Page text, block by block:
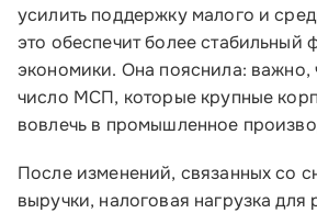
усилить поддержку малого и
это обеспечит более стабильный
экономики. Она пояснила: важно,
число МСП, которые крупные
вовлечь в промышленное
После изменений, связанных со
выручки, налоговая нагрузка для